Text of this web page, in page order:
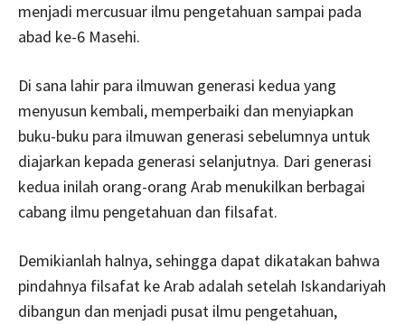
menjadi mercusuar ilmu pengetahuan sampai pada
abad ke-6 Masehi.
Di sana lahir para ilmuwan generasi kedua yang
menyusun kembali, memperbaiki dan menyiapkan
buku-buku para ilmuwan generasi sebelumnya untuk
diajarkan kepada generasi selanjutnya. Dari generasi
kedua inilah orang-orang Arab menukilkan berbagai
cabang ilmu pengetahuan dan filsafat.
Demikianlah halnya, sehingga dapat dikatakan bahwa
pindahnya filsafat ke Arab adalah setelah Iskandariyah
dibangun dan menjadi pusat ilmu pengetahuan,